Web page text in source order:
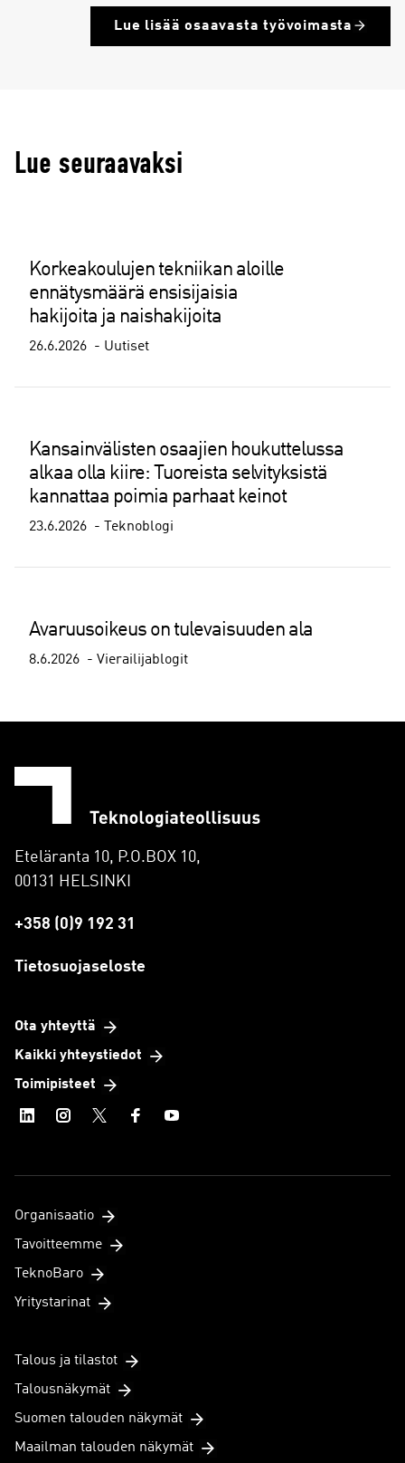
Lue lisää osaavasta työvoimasta
Lue seuraavaksi
Korkeakoulujen tekniikan aloille
ennätysmäärä ensisijaisia
hakijoita ja naishakijoita
26.6.2026 Uutiset
Kansainvälisten osaajien houkuttelussa
alkaa olla kiire: Tuoreista selvityksistä
kannattaa poimia parhaat keinot
23.6.2026 Teknoblogi
Avaruusoikeus on tulevaisuuden ala
8.6.2026 Vierailijablogit
Eteläranta 10, P.O.BOX 10,
00131 HELSINKI
+358 (0)9 192 31
Tietosuojaseloste
Ota yhteyttä
Kaikki yhteystiedot
Toimipisteet
Organisaatio
Tavoitteemme
TeknoBaro
Yritystarinat
Talous ja tilastot
Talousnäkymät
Suomen talouden näkymät
Maailman talouden näkymät